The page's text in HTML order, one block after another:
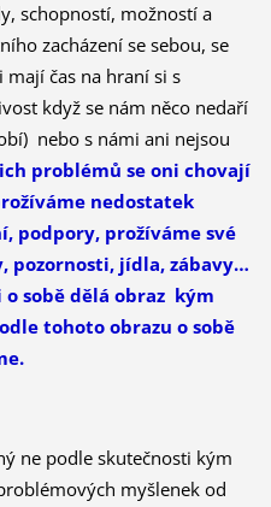
schopností, možností a
zacházení se sebou, se
čas na hraní si s
když se nám něco nedaří
nebo s námi ani nejsou
problémů se oni chovají
nedostatek
podpory, prožíváme své
pozornosti, jídla, zábavy…
sobě dělá obraz kým
tohoto obrazu o sobě
ne podle skutečnosti kým
myšlenek od